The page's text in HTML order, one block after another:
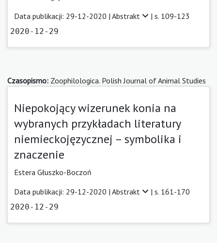
Data publikacji: 29-12-2020 | Abstrakt | s. 109-123
2020-12-29
Czasopismo: Zoophilologica. Polish Journal of Animal Studies
Niepokojący wizerunek konia na
wybranych przykładach literatury
niemieckojęzycznej – symbolika i
znaczenie
Estera Głuszko-Boczoń
Data publikacji: 29-12-2020 | Abstrakt | s. 161-170
2020-12-29